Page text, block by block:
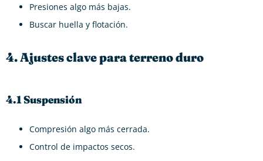
Presiones algo más bajas.
Buscar huella y flotación.
4. Ajustes clave para terreno duro
4.1 Suspensión
Compresión algo más cerrada.
Control de impactos secos.